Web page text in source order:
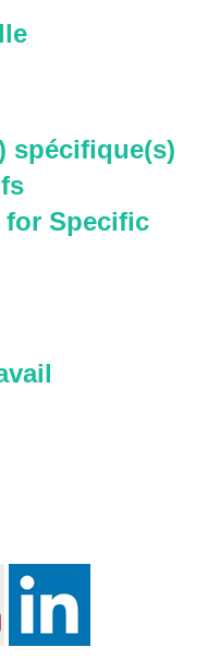
spécifique(s)
Specific